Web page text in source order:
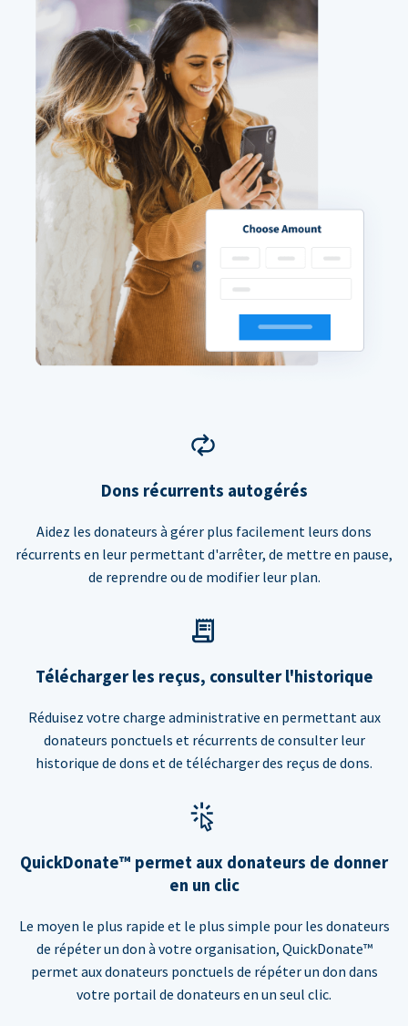
Dons récurrents autogérés
Aidez les donateurs à gérer plus facilement leurs dons
récurrents en leur permettant d'arrêter, de mettre en pause,
de reprendre ou de modifier leur plan.
Télécharger les reçus, consulter l'historique
Réduisez votre charge administrative en permettant aux
donateurs ponctuels et récurrents de consulter leur
historique de dons et de télécharger des reçus de dons.
QuickDonate™ permet aux donateurs de donner
en un clic
Le moyen le plus rapide et le plus simple pour les donateurs
de répéter un don à votre organisation, QuickDonate™
permet aux donateurs ponctuels de répéter un don dans
votre portail de donateurs en un seul clic.